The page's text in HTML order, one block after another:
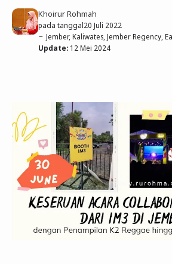
Khoirur Rohmah
pada tanggal20 Juli 2022
Jember, Kaliwates, Jember Regency,
Update: 12 Mei 2024